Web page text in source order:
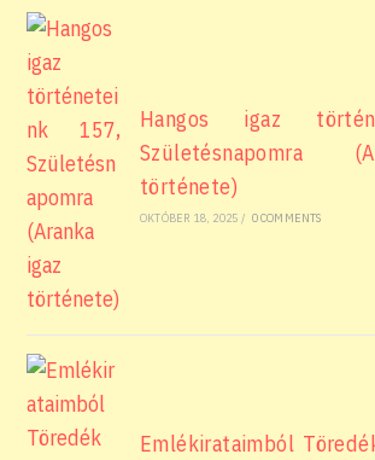
Hangos igaz
Születésnapomra
története)
OKTÓBER 18, 2025 / 0 COMMENTS
Emlékirataimból